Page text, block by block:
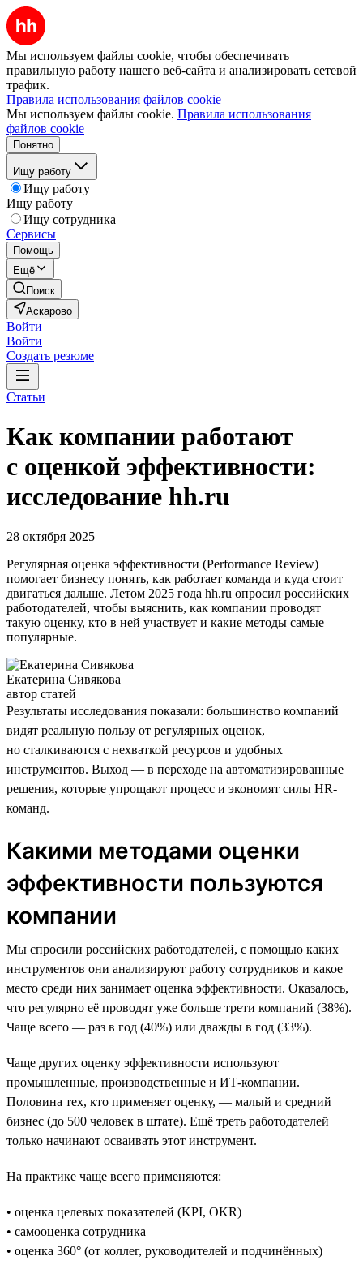
Мы используем файлы cookie, чтобы обеспечивать
правильную работу нашего веб-сайта и анализировать сетевой
трафик.
Правила использования файлов cookie
Мы используем файлы cookie. Правила использования
файлов cookie
Понятно
Ищу работу
Ищу работу
Ищу работу
Ищу сотрудника
Сервисы
Помощь
Ещё
Поиск
Аскарово
Войти
Войти
Создать резюме
Статьи
Как компании работают
с оценкой эффективности:
исследование hh.ru
28 октября 2025
Регулярная оценка эффективности (Performance Review)
помогает бизнесу понять, как работает команда и куда стоит
двигаться дальше. Летом 2025 года hh.ru опросил российских
работодателей, чтобы выяснить, как компании проводят
такую оценку, кто в ней участвует и какие методы самые
популярные.
Екатерина Сивякова
автор статей
Результаты исследования показали: большинство компаний
видят реальную пользу от регулярных оценок,
но сталкиваются с нехваткой ресурсов и удобных
инструментов. Выход — в переходе на автоматизированные
решения, которые упрощают процесс и экономят силы HR-
команд.
Какими методами оценки
эффективности пользуются
компании
Мы спросили российских работодателей, с помощью каких
инструментов они анализируют работу сотрудников и какое
место среди них занимает оценка эффективности. Оказалось,
что регулярно её проводят уже больше трети компаний (38%).
Чаще всего — раз в год (40%) или дважды в год (33%).
Чаще других оценку эффективности используют
промышленные, производственные и ИТ-компании.
Половина тех, кто применяет оценку, — малый и средний
бизнес (до 500 человек в штате). Ещё треть работодателей
только начинают осваивать этот инструмент.
На практике чаще всего применяются:
• оценка целевых показателей (KPI, OKR)
• самооценка сотрудника
• оценка 360° (от коллег, руководителей и подчинённых)